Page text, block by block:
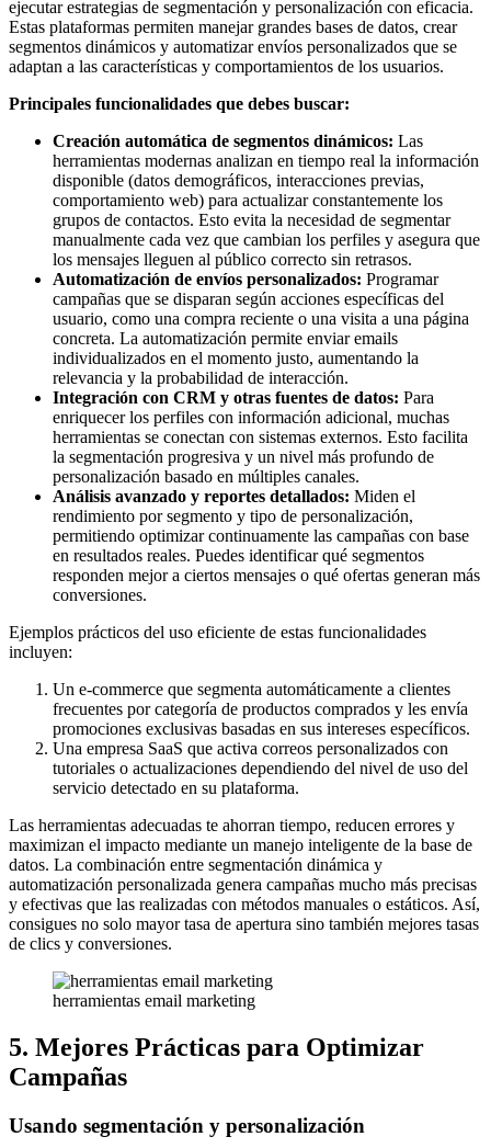
ejecutar estrategias de segmentación y personalización con eficacia.
Estas plataformas permiten manejar grandes bases de datos, crear
segmentos dinámicos y automatizar envíos personalizados que se
adaptan a las características y comportamientos de los usuarios.
Principales funcionalidades que debes buscar:
Creación automática de segmentos dinámicos: Las
herramientas modernas analizan en tiempo real la información
disponible (datos demográficos, interacciones previas,
comportamiento web) para actualizar constantemente los
grupos de contactos. Esto evita la necesidad de segmentar
manualmente cada vez que cambian los perfiles y asegura que
los mensajes lleguen al público correcto sin retrasos.
Automatización de envíos personalizados: Programar
campañas que se disparan según acciones específicas del
usuario, como una compra reciente o una visita a una página
concreta. La automatización permite enviar emails
individualizados en el momento justo, aumentando la
relevancia y la probabilidad de interacción.
Integración con CRM y otras fuentes de datos: Para
enriquecer los perfiles con información adicional, muchas
herramientas se conectan con sistemas externos. Esto facilita
la segmentación progresiva y un nivel más profundo de
personalización basado en múltiples canales.
Análisis avanzado y reportes detallados: Miden el
rendimiento por segmento y tipo de personalización,
permitiendo optimizar continuamente las campañas con base
en resultados reales. Puedes identificar qué segmentos
responden mejor a ciertos mensajes o qué ofertas generan más
conversiones.
Ejemplos prácticos del uso eficiente de estas funcionalidades
incluyen:
Un e-commerce que segmenta automáticamente a clientes
frecuentes por categoría de productos comprados y les envía
promociones exclusivas basadas en sus intereses específicos.
Una empresa SaaS que activa correos personalizados con
tutoriales o actualizaciones dependiendo del nivel de uso del
servicio detectado en su plataforma.
Las herramientas adecuadas te ahorran tiempo, reducen errores y
maximizan el impacto mediante un manejo inteligente de la base de
datos. La combinación entre segmentación dinámica y
automatización personalizada genera campañas mucho más precisas
y efectivas que las realizadas con métodos manuales o estáticos. Así,
consigues no solo mayor tasa de apertura sino también mejores tasas
de clics y conversiones.
herramientas email marketing
5. Mejores Prácticas para Optimizar
Campañas
Usando segmentación y personalización